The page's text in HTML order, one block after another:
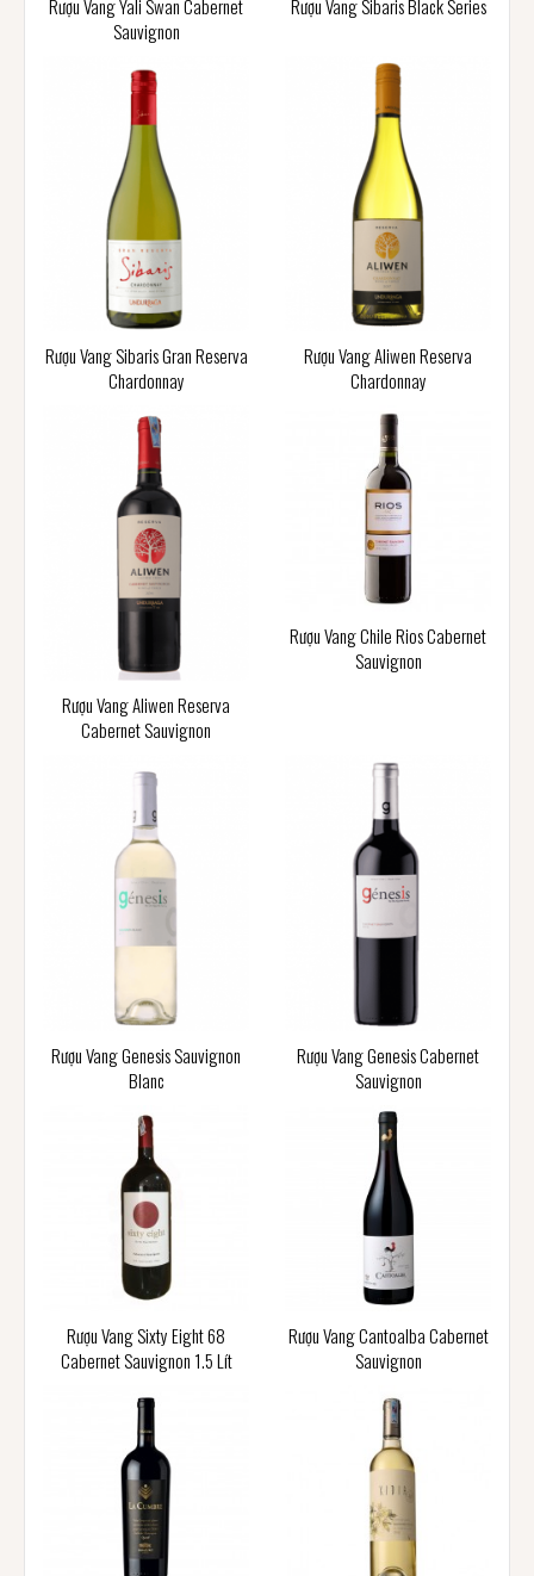
Rượu Vang Yali Swan Cabernet
Sauvignon
Rượu Vang Sibaris Black Series
Rượu Vang Sibaris Gran Reserva
Chardonnay
Rượu Vang Aliwen Reserva
Chardonnay
Rượu Vang Aliwen Reserva
Cabernet Sauvignon
Rượu Vang Chile Rios Cabernet
Sauvignon
Rượu Vang Genesis Sauvignon
Blanc
Rượu Vang Genesis Cabernet
Sauvignon
Rượu Vang Sixty Eight 68
Cabernet Sauvignon 1.5 Lít
Rượu Vang Cantoalba Cabernet
Sauvignon